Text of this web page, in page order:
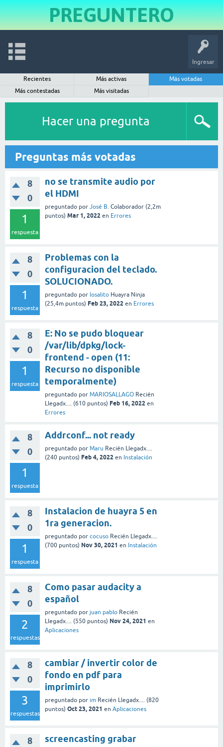
PREGUNTERO
Ingresar
Recientes Más activas
Más votadas
Más contestadas
Más visitadas
Hacer una pregunta
Preguntas más votadas
8
0
1
respuesta
no se transmite audio por
el HDMI
preguntado por José B. Colaborador (2,2m
puntos) Mar 1, 2022 en Errores
8
0
1
respuesta
Problemas con la
configuracion del teclado.
SOLUCIONADO.
preguntado por losalito Huayra Ninja
(25,4m puntos) Feb 23, 2022 en Errores
8
0
1
respuesta
E: No se pudo bloquear
/var/lib/dpkg/lock-
frontend - open (11:
Recurso no disponible
temporalmente)
preguntado por MARIOSALLAGO Recién
Llegadx.... (610 puntos) Feb 16, 2022 en
Errores
8
0
1
respuesta
Addrconf... not ready
preguntado por Maru Recién Llegadx....
(240 puntos) Feb 4, 2022 en Instalación
8
0
1
respuesta
Instalacion de huayra 5 en
1ra generacion.
preguntado por cocuso Recién Llegadx....
(700 puntos) Nov 30, 2021 en Instalación
8
0
2
respuestas
Como pasar audacity a
español
preguntado por juan pablo Recién
Llegadx.... (550 puntos) Nov 24, 2021 en
Aplicaciones
8
0
3
respuestas
cambiar / invertir color de
fondo en pdf para
imprimirlo
preguntado por im Recién Llegadx.... (820
puntos) Oct 23, 2021 en Aplicaciones
8
screencasting grabar